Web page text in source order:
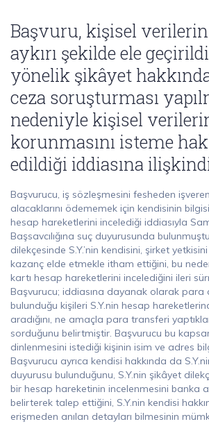
Başvuru, kişisel
aykırı şekilde ele
yönelik şikâyet
ceza soruşturması
nedeniyle kişisel
korunmasını isteme
edildiği iddiasına
Başvurucu, iş sözleşmesini fesheden
alacaklarını ödememek için kendisinin bilgisi
hesap hareketlerini incelediği iddiasıyla
Başsavcılığına suç duyurusunda
dilekçesinde S.Y.’nin kendisini, şirket
kazanç elde etmekle itham ettiğini, bu
kartı hesap hareketlerini incelediğini ileri
Başvurucu; iddiasına dayanak olarak para
bulunduğu kişileri S.Y.nin hesap
aradığını, ne amaçla para transferi
sorduğunu belirtmiştir. Başvurucu bu
dinlenmesini istediği kişinin isim ve adres
Başvurucu ayrıca kendisi hakkında da
duyurusu bulunduğunu, S.Y.nin şikâyet
bir hesap hareketinin incelenmesini banka
belirterek talep ettiğini, S.Y.nin kendisi
erişmeden anılan detayları bilmesinin